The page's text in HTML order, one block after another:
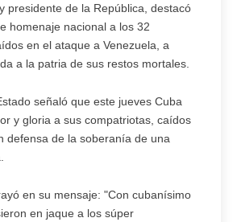
presidente de la República, destacó
homenaje nacional a los 32
en el ataque a Venezuela, a
a la patria de sus restos mortales.
señaló que este jueves Cuba
y gloria a sus compatriotas, caídos
defensa de la soberanía de una
en su mensaje: "Con cubanísimo
en jaque a los súper